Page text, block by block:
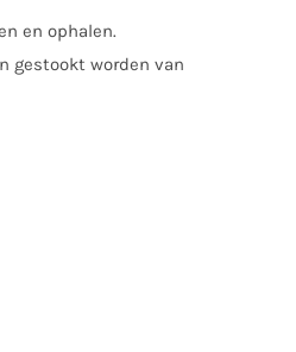
en ophalen.
gestookt worden van